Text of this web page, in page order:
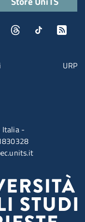
Italia -
URP
social